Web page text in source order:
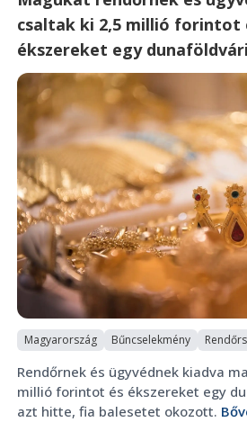
csaltak ki 2,5 millió forintot
ékszereket egy
Magyarország Bűncselekmény
Rendőrnek és ügyvédnek kiadva
millió forintot és ékszereket egy
azt hitte, fia balesetet okozott.